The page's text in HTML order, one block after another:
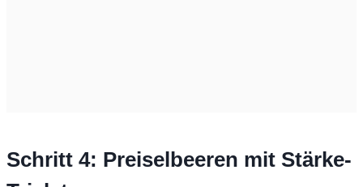
Schritt 4: Preiselbeeren mit Stärke-